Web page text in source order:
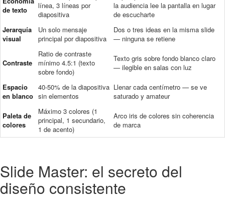
de texto
línea, 3 líneas por
diapositiva
la audiencia lee la pantalla en lugar
de escucharte
Jerarquía
visual
Un solo mensaje
principal por diapositiva
Dos o tres ideas en la misma slide
— ninguna se retiene
Contraste
Ratio de contraste
mínimo 4.5:1 (texto
sobre fondo)
Texto gris sobre fondo blanco claro
— ilegible en salas con luz
Espacio
en blanco
40-50% de la diapositiva
sin elementos
Llenar cada centímetro — se ve
saturado y amateur
Paleta de
colores
Máximo 3 colores (1
principal, 1 secundario,
1 de acento)
Arco iris de colores sin coherencia
de marca
Slide Master: el secreto del
diseño consistente